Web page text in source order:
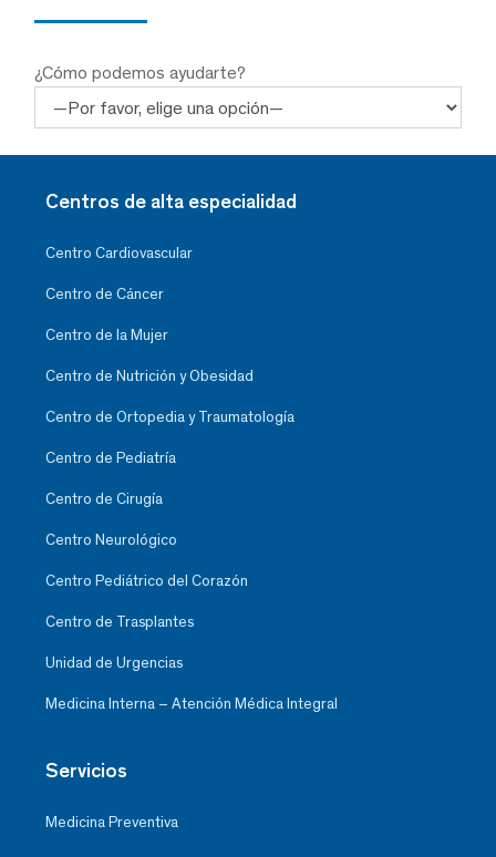
¿Cómo podemos ayudarte?
Centros de alta especialidad
Centro Cardiovascular
Centro de Cáncer
Centro de la Mujer
Centro de Nutrición y Obesidad
Centro de Ortopedia y Traumatología
Centro de Pediatría
Centro de Cirugía
Centro Neurológico
Centro Pediátrico del Corazón
Centro de Trasplantes
Unidad de Urgencias
Medicina Interna – Atención Médica Integral
Servicios
Medicina Preventiva